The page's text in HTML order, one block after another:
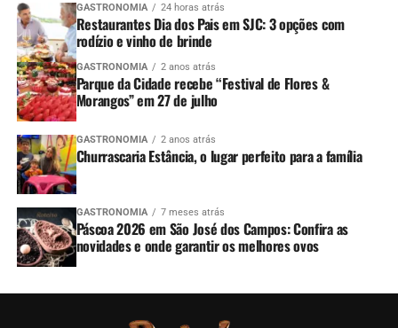
GASTRONOMIA 24 horas atrás
Restaurantes Dia dos Pais em SJC: 3 opções com
rodízio e vinho de brinde
GASTRONOMIA 2 anos atrás
Parque da Cidade recebe “Festival de Flores &
Morangos” em 27 de julho
GASTRONOMIA 2 anos atrás
Churrascaria Estância, o lugar perfeito para a família
GASTRONOMIA 7 meses atrás
Páscoa 2026 em São José dos Campos: Confira as
novidades e onde garantir os melhores ovos